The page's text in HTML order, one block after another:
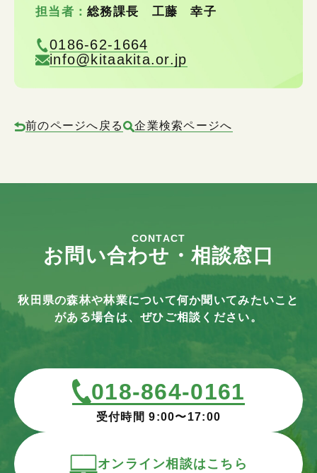
担当者：総務課長 工藤 幸子
0186-62-1664
info@kitaakita.or.jp
前のページへ戻る 企業検索ページへ
CONTACT
お問い合わせ・相談窓口
秋田県の森林や林業について何か聞いてみたいこと
がある場合は、ぜひご相談ください。
018-864-0161
受付時間 9:00〜17:00
オンライン相談はこちら